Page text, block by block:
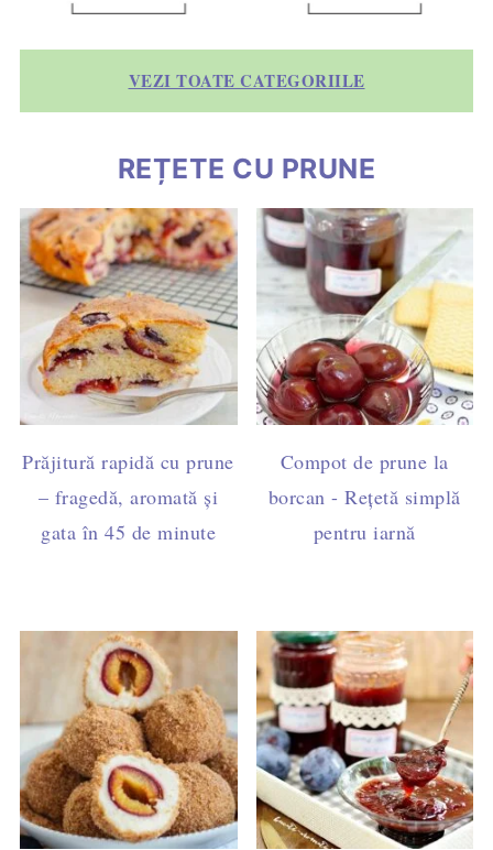
VEZI TOATE CATEGORIILE
REȚETE CU PRUNE
Prăjitură rapidă cu prune
– fragedă, aromată și
gata în 45 de minute
Compot de prune la
borcan - Rețetă simplă
pentru iarnă